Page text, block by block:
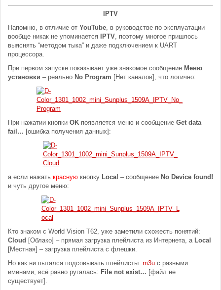
IPTV
Напомню, в отличие от YouTube , в руководстве по эксплуатации
вообще никак не упоминается IPTV , поэтому многое пришлось
выяснять “методом тыка” и даже подключением к UART
процессора.
При первом запуске показывает уже знакомое сообщение Меню
установки – реально No Program [Нет каналов], что логично:
При нажатии кнопки OK появляется меню и сообщение Get data
fail… [ошибка получения данных]:
а если нажать красную кнопку Local – сообщение No Device found!
и чуть другое меню:
Кто знаком с World Vision T62, уже заметили схожесть понятий:
Cloud [Облако] – прямая загрузка плейлиста из Интернета, а Local
[Местная] – загрузка плейлиста с флешки.
Но как ни пытался подсовывать плейлисты .m3u с разными
именами, всё равно ругалась: File not exist… [файл не
существует].